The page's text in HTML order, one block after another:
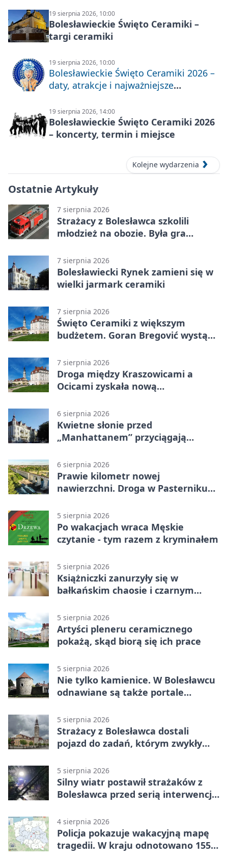
19 sierpnia 2026, 10:00
Bolesławieckie Święto Ceramiki –
targi ceramiki
19 sierpnia 2026, 10:00
Bolesławieckie Święto Ceramiki 2026 –
daty, atrakcje i najważniejsze
19 sierpnia 2026, 14:00
Bolesławieckie Święto Ceramiki 2026
– koncerty, termin i miejsce
Kolejne wydarzenia
Ostatnie Artykuły
7 sierpnia 2026
Strażacy z Bolesławca szkolili
młodzież na obozie. Była gra
7 sierpnia 2026
Bolesławiecki Rynek zamieni się w
wielki jarmark ceramiki
7 sierpnia 2026
Święto Ceramiki z większym
budżetem. Goran Bregović wystąpi
7 sierpnia 2026
Droga między Kraszowicami a
Ocicami zyskała nową
6 sierpnia 2026
Kwietne słonie przed
„Manhattanem” przyciągają
6 sierpnia 2026
Prawie kilometr nowej
nawierzchni. Droga w Pasterniku
5 sierpnia 2026
Po wakacjach wraca Męskie
czytanie - tym razem z kryminałem
5 sierpnia 2026
Książniczki zanurzyły się w
bałkańskim chaosie i czarnym
5 sierpnia 2026
Artyści pleneru ceramicznego
pokażą, skąd biorą się ich prace
5 sierpnia 2026
Nie tylko kamienice. W Bolesławcu
odnawiane są także portale
5 sierpnia 2026
Strażacy z Bolesławca dostali
pojazd do zadań, którym zwykły
5 sierpnia 2026
Silny wiatr postawił strażaków z
Bolesławca przed serią interwencji -
4 sierpnia 2026
Policja pokazuje wakacyjną mapę
tragedii. W kraju odnotowano 155